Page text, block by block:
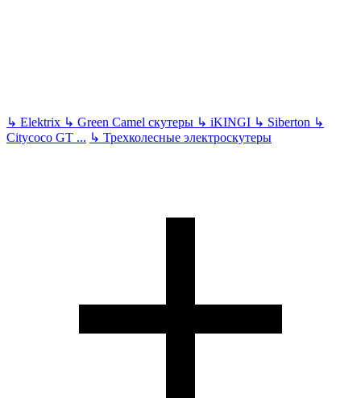
↳ Elektrix ↳ Green Camel скутеры ↳ iKINGI ↳ Siberton ↳
Citycoco GT ... ↳ Трехколесные электроскутеры